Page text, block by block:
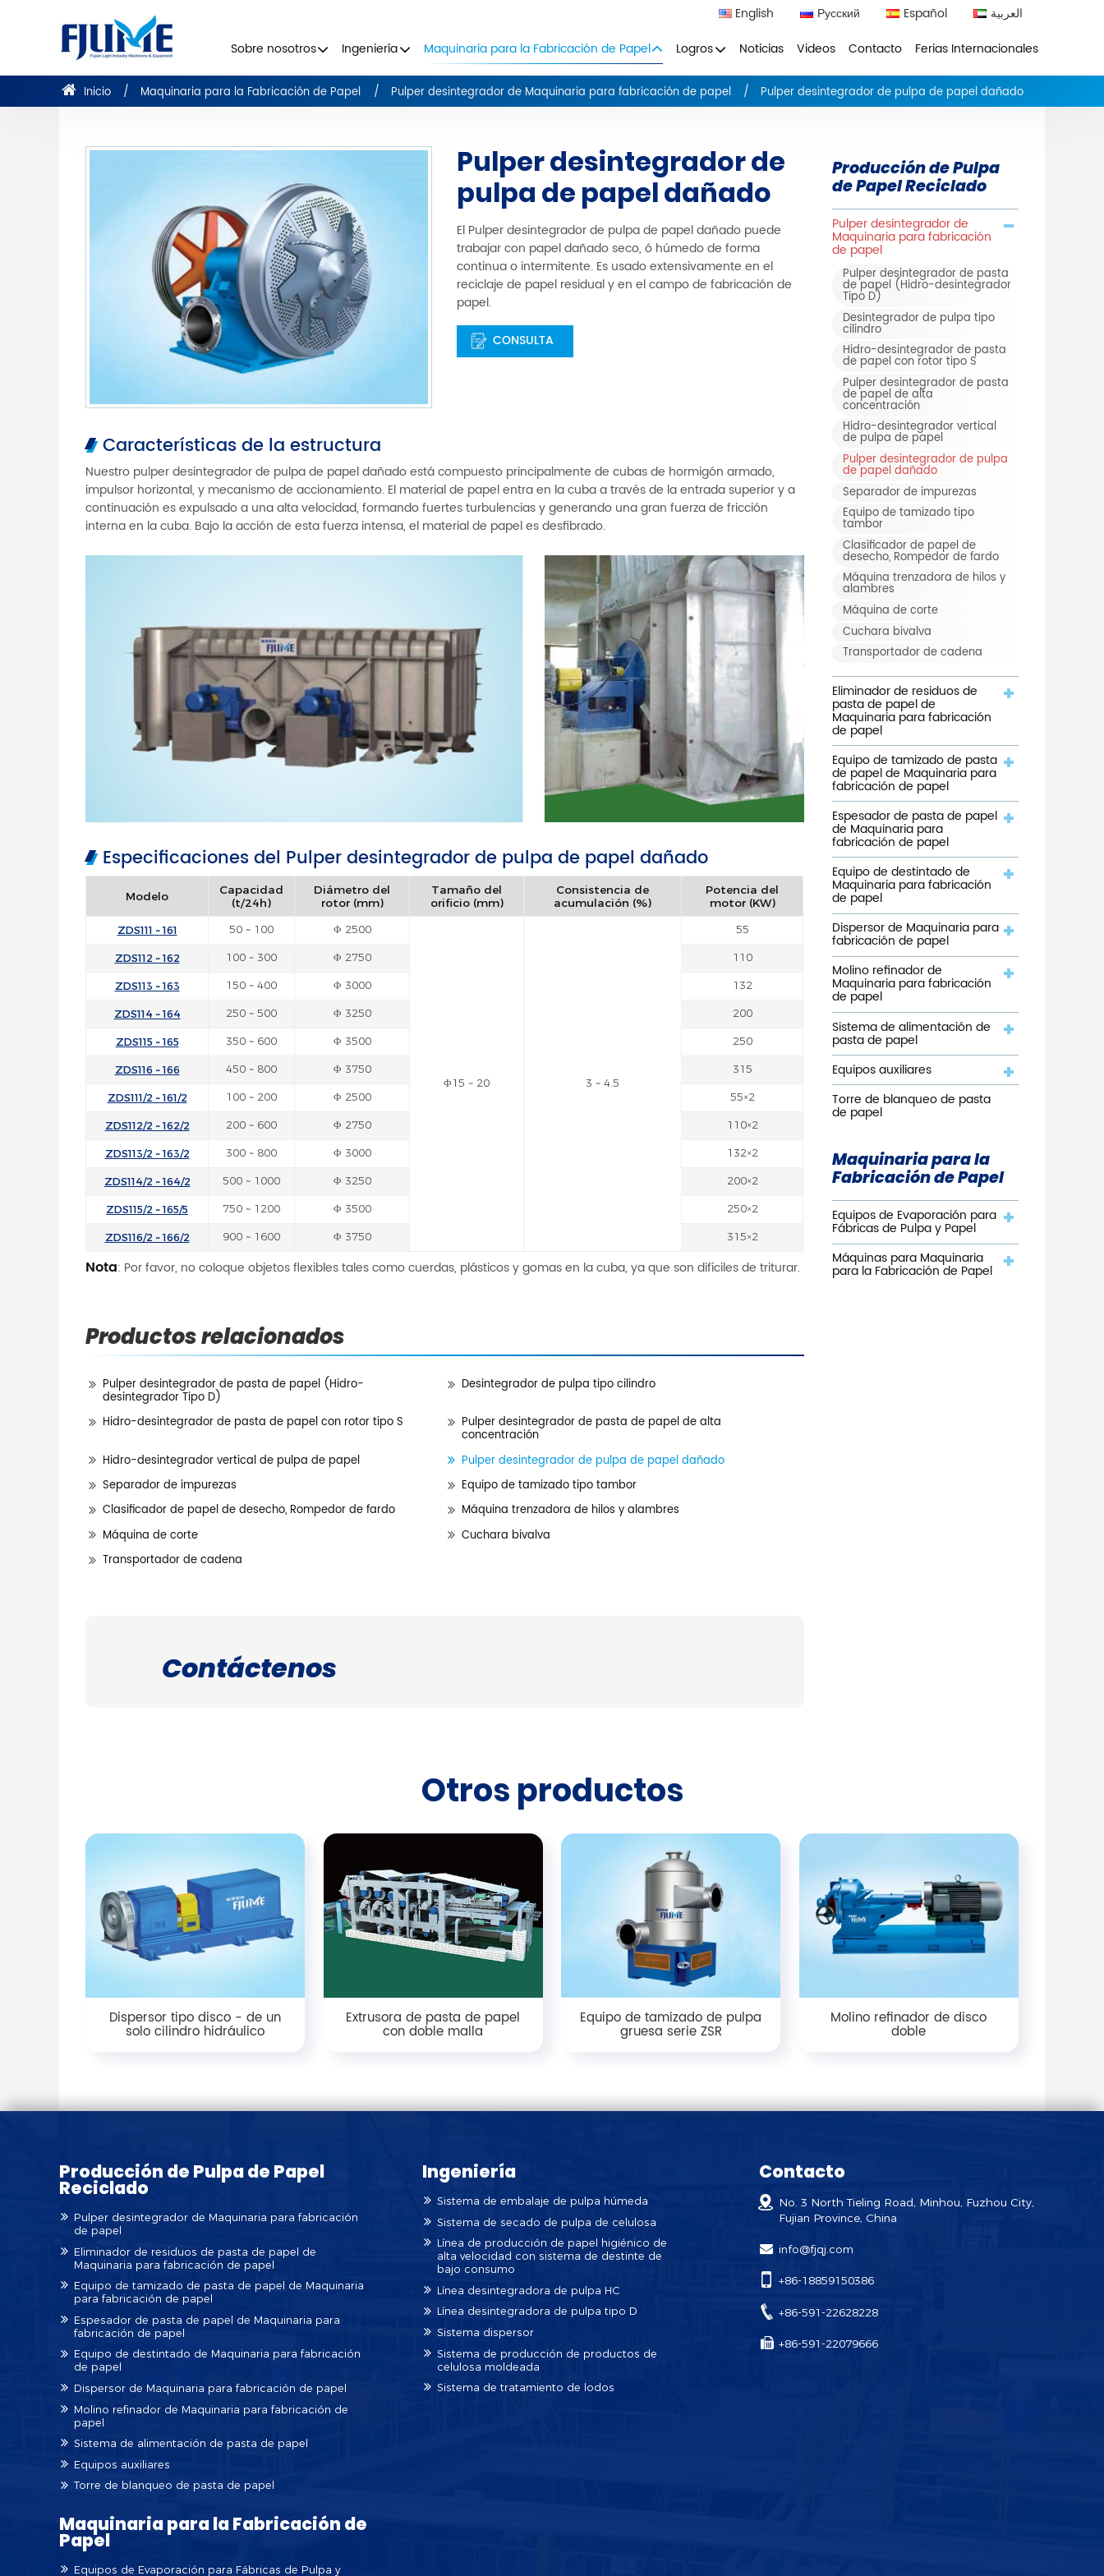
English Русский Español العربية
Sobre nosotros Ingeniería Maquinaria para la Fabricación de Papel Logros Noticias Videos Contacto Ferias Internacionales
Inicio Maquinaria para la Fabricación de Papel Pulper desintegrador de Maquinaria para fabricación de papel Pulper desintegrador de pulpa de papel dañado
Pulper desintegrador de
pulpa de papel dañado
El Pulper desintegrador de pulpa de papel dañado puede
trabajar con papel dañado seco, ó húmedo de forma
continua o intermitente. Es usado extensivamente en el
reciclaje de papel residual y en el campo de fabricación de
papel.
CONSULTA
Características de la estructura
Nuestro pulper desintegrador de pulpa de papel dañado está compuesto principalmente de cubas de hormigón armado,
impulsor horizontal, y mecanismo de accionamiento. El material de papel entra en la cuba a través de la entrada superior y a
continuación es expulsado a una alta velocidad, formando fuertes turbulencias y generando una gran fuerza de fricción
interna en la cuba. Bajo la acción de esta fuerza intensa, el material de papel es desfibrado.
Especificaciones del Pulper desintegrador de pulpa de papel dañado
Modelo
Capacidad
(t/24h)
Diámetro del
rotor (mm)
Tamaño del
orificio (mm)
Consistencia de
acumulación (%)
Potencia del
motor (KW)
ZDS111 ~ 161 50 ~ 100 Φ 2500
Φ15 ~ 20 3 ~ 4.5
55
ZDS112 ~ 162 100 ~ 300 Φ 2750 110
ZDS113 ~ 163 150 ~ 400 Φ 3000 132
ZDS114 ~ 164 250 ~ 500 Φ 3250 200
ZDS115 ~ 165 350 ~ 600 Φ 3500 250
ZDS116 ~ 166 450 ~ 800 Φ 3750 315
ZDS111/2 ~ 161/2 100 ~ 200 Φ 2500 55×2
ZDS112/2 ~ 162/2 200 ~ 600 Φ 2750 110×2
ZDS113/2 ~ 163/2 300 ~ 800 Φ 3000 132×2
ZDS114/2 ~ 164/2 500 ~ 1000 Φ 3250 200×2
ZDS115/2 ~ 165/5 750 ~ 1200 Φ 3500 250×2
ZDS116/2 ~ 166/2 900 ~ 1600 Φ 3750 315×2
Nota: Por favor, no coloque objetos flexibles tales como cuerdas, plásticos y gomas en la cuba, ya que son difíciles de triturar.
Productos relacionados
Pulper desintegrador de pasta de papel (Hidro-
desintegrador Tipo D)
Desintegrador de pulpa tipo cilindro
Hidro-desintegrador de pasta de papel con rotor tipo S Pulper desintegrador de pasta de papel de alta
concentración
Hidro-desintegrador vertical de pulpa de papel
Pulper desintegrador de pulpa de papel dañado
Separador de impurezas
Equipo de tamizado tipo tambor
Clasificador de papel de desecho, Rompedor de fardo
Máquina trenzadora de hilos y alambres
Máquina de corte
Cuchara bivalva
Transportador de cadena
Contáctenos
Producción de Pulpa
de Papel Reciclado
Pulper desintegrador de
Maquinaria para fabricación
de papel
Pulper desintegrador de pasta
de papel (Hidro-desintegrador
Tipo D)
Desintegrador de pulpa tipo
cilindro
Hidro-desintegrador de pasta
de papel con rotor tipo S
Pulper desintegrador de pasta
de papel de alta
concentración
Hidro-desintegrador vertical
de pulpa de papel
Pulper desintegrador de pulpa
de papel dañado
Separador de impurezas
Equipo de tamizado tipo
tambor
Clasificador de papel de
desecho, Rompedor de fardo
Máquina trenzadora de hilos y
alambres
Máquina de corte
Cuchara bivalva
Transportador de cadena
Eliminador de residuos de
pasta de papel de
Maquinaria para fabricación
de papel
Equipo de tamizado de pasta
de papel de Maquinaria para
fabricación de papel
Espesador de pasta de papel
de Maquinaria para
fabricación de papel
Equipo de destintado de
Maquinaria para fabricación
de papel
Dispersor de Maquinaria para
fabricación de papel
Molino refinador de
Maquinaria para fabricación
de papel
Sistema de alimentación de
pasta de papel
Equipos auxiliares
Torre de blanqueo de pasta
de papel
Maquinaria para la
Fabricación de Papel
Equipos de Evaporación para
Fábricas de Pulpa y Papel
Máquinas para Maquinaria
para la Fabricación de Papel
Otros productos
Dispersor tipo disco - de un
solo cilindro hidráulico
Extrusora de pasta de papel
con doble malla
Equipo de tamizado de pulpa
gruesa serie ZSR
Molino refinador de disco
doble
Producción de Pulpa de Papel
Reciclado
Pulper desintegrador de Maquinaria para fabricación
de papel
Eliminador de residuos de pasta de papel de
Maquinaria para fabricación de papel
Equipo de tamizado de pasta de papel de Maquinaria
para fabricación de papel
Espesador de pasta de papel de Maquinaria para
fabricación de papel
Equipo de destintado de Maquinaria para fabricación
de papel
Dispersor de Maquinaria para fabricación de papel
Molino refinador de Maquinaria para fabricación de
papel
Sistema de alimentación de pasta de papel
Equipos auxiliares
Torre de blanqueo de pasta de papel
Maquinaria para la Fabricación de
Papel
Equipos de Evaporación para Fábricas de Pulpa y
Ingeniería
Sistema de embalaje de pulpa húmeda
Sistema de secado de pulpa de celulosa
Línea de producción de papel higiénico de
alta velocidad con sistema de destinte de
bajo consumo
Línea desintegradora de pulpa HC
Línea desintegradora de pulpa tipo D
Sistema dispersor
Sistema de producción de productos de
celulosa moldeada
Sistema de tratamiento de lodos
Contacto
No. 3 North Tieling Road, Minhou, Fuzhou City,
Fujian Province, China
info@fjqj.com
+86-18859150386
+86-591-22628228
+86-591-22079666